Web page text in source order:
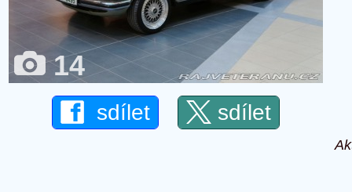
14
sdílet sdílet